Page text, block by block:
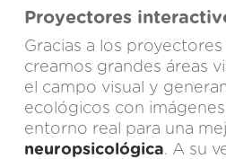
Proyectores
Gracias a los
creamos grandes áreas
el campo visual y
ecológicos con
entorno real para una
neuropsicológica. A su